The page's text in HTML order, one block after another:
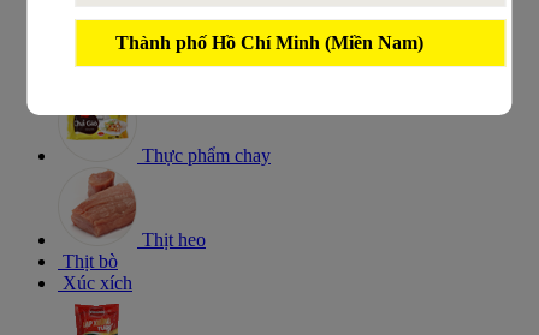
Thành phố Hồ Chí Minh (Miền Nam)
Chế biến khô
Gia vị
Thực phẩm chay
Thịt heo
Thịt bò
Xúc xích